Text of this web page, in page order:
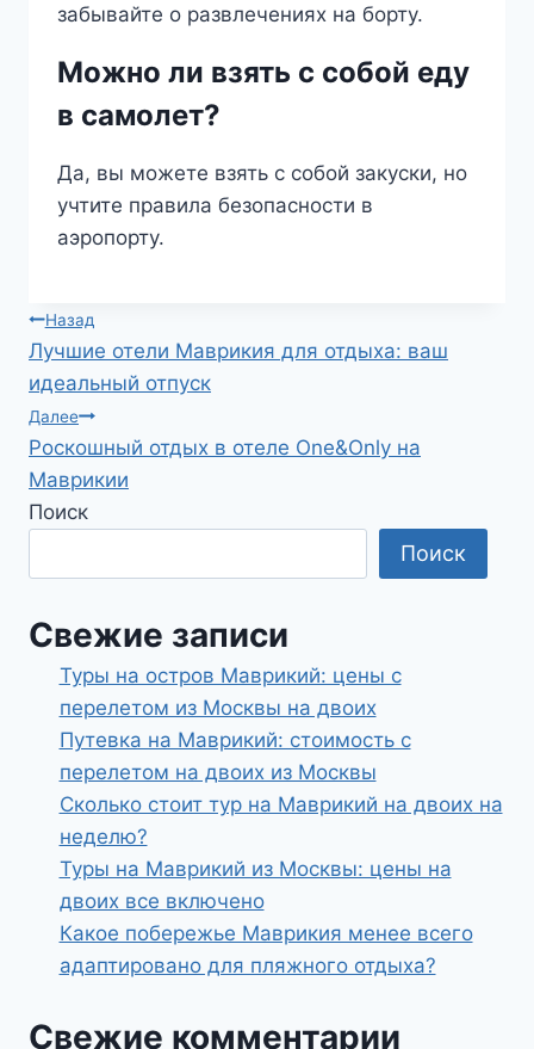
забывайте о развлечениях на борту.
Можно ли взять с собой еду
в самолет?
Да, вы можете взять с собой закуски, но
учтите правила безопасности в
аэропорту.
Навигация
по
записям
Назад
Лучшие отели Маврикия для отдыха: ваш
идеальный отпуск
Далее
Роскошный отдых в отеле One&Only на
Маврикии
Поиск
Поиск
Свежие записи
Туры на остров Маврикий: цены с
перелетом из Москвы на двоих
Путевка на Маврикий: стоимость с
перелетом на двоих из Москвы
Сколько стоит тур на Маврикий на двоих на
неделю?
Туры на Маврикий из Москвы: цены на
двоих все включено
Какое побережье Маврикия менее всего
адаптировано для пляжного отдыха?
Свежие комментарии